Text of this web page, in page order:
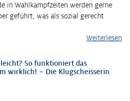
in Wahlkampfzeiten werden gerne
geführt, was als sozial gerecht
Weiterlesen
So funktioniert das
wirklich! – Die Klugscheisserin